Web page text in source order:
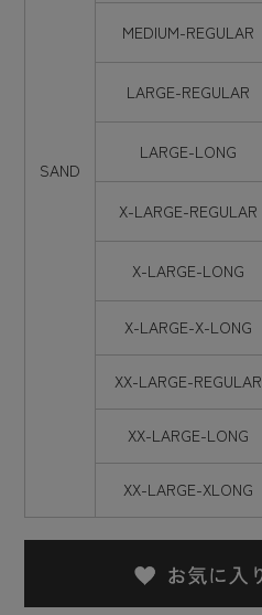
SAND
MEDIUM-REGULAR
LARGE-REGULAR
LARGE-LONG
X-LARGE-REGULAR
X-LARGE-LONG
X-LARGE-X-LONG
XX-LARGE-REGULAR
XX-LARGE-LONG
XX-LARGE-XLONG